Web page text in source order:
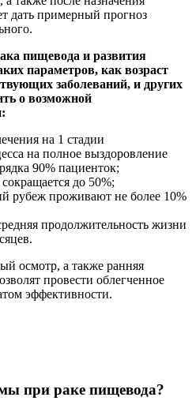
дать примерный прогноз
пищевода и развития
параметров, как возраст
заболеваний, и других
о возможной
на 1 стадии
на полное выздоровление
90% пациенток;
до 50%;
рубеж проживают не более 10%
продолжительность жизни
осмотр, а также ранняя
провести облегченное
эффективности.
при раке пищевода?